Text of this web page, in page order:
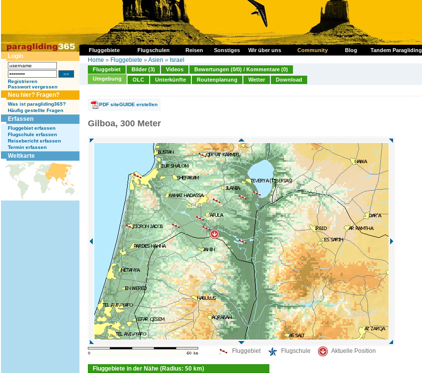
Fluggebiete Flugschulen Reisen Sonstiges Wir über uns Community Blog Tandem Paragliding
Login
Registrieren
Passwort vergessen
Neu hier? Fragen?
Was ist paragliding365?
Häufig gestellte Fragen
Erfassen
Fluggebiet erfassen
Flugschule erfassen
Reisebericht erfassen
Termin erfassen
Weltkarte
Home » Fluggebiete » Asien » Israel
Fluggebiet Bilder (3) Videos
Bewertungen (0/0) / Kommentare (0)
Umgebung
OLC Unterkünfte Routenplanung Wetter Download
PDF siteGUIDE erstellen
Gilboa, 300 Meter
Fluggebiet Flugschule Aktuelle Position
Fluggebiete in der Nähe (Radius: 50 km)